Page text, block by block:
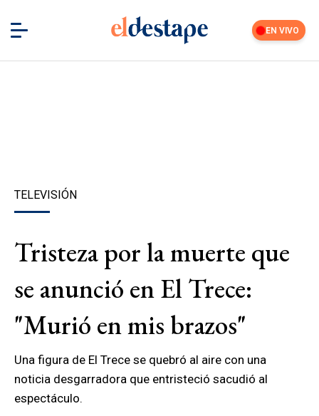
EN VIVO
TELEVISIÓN
Tristeza por la muerte que
se anunció en El Trece:
"Murió en mis brazos"
Una figura de El Trece se quebró al aire con una
noticia desgarradora que entristeció sacudió al
espectáculo.